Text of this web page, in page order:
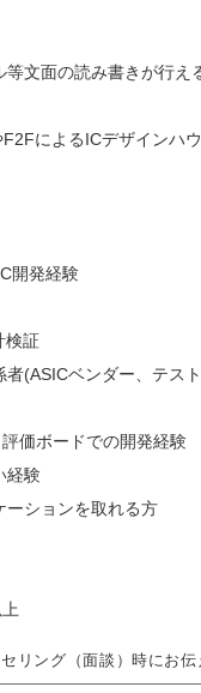
等文面の読み書きが行え
によるICデザインハ
開発経験
検証
者(ASICベンダー、テス
価ボードでの開発経験
経験
ーションを取れる方
リング（面談）時にお伝